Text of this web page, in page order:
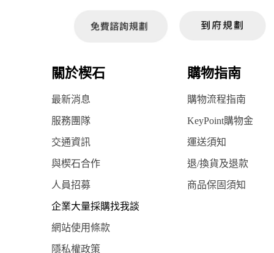
關於楔石 購物指南
最新消息 購物流程指南
服務團隊 KeyPoint購物金
交通資訊 運送須知
與楔石合作 退/換貨及退款
人員招募 商品保固須知
企業大量採購找我談
網站使用條款
隱私權政策